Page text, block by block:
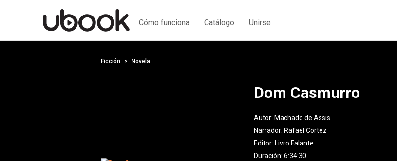
Cómo funciona Catálogo Unirse
Ficción Novela
Dom Casmurro
Autor: Machado de Assis
Narrador: Rafael Cortez
Editor: Livro Falante
Duración: 6:34:30